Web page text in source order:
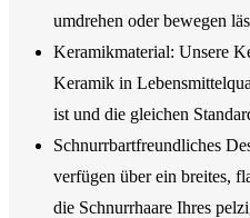
umdrehen oder bewegen
Keramikmaterial: Unsere
Keramik in
ist und die gleichen
Schnurrbartfreundliches
verfügen über ein breites,
die Schnurrhaare Ihres